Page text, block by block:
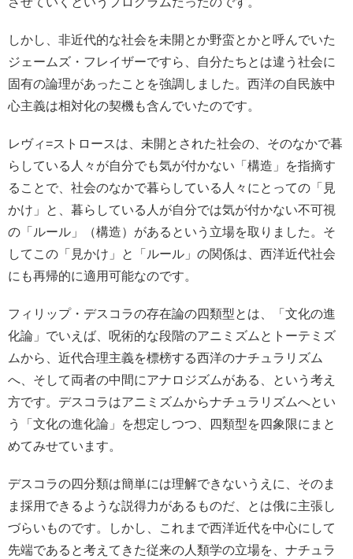
しかし、非近代的な社会を未開とか野蛮とかと呼んでいた
ジェームズ・フレイザーですら、自分たちとは違う社会に
固有の論理があったことを強調しました。西洋の自民族中
心主義は相対化の契機も含んでいたのです。
レヴィ=ストロースは、未開とされた社会の、そのなかで暮
らしている人々が自分でも気が付かない「構造」を指摘す
ることで、社会のなかで暮らしている人々にとっての「見
かけ」と、暮らしている人が自分では気が付かない不可視
の「ルール」（構造）があるという立場を取りました。そ
してこの「見かけ」と「ルール」の関係は、西洋近代社会
にも再帰的に適用可能なのです。
フィリップ・デスコラの存在論の四類型とは、「文化の進
化論」でいえば、呪術的な段階のアニミズムとトーテミズ
ムから、近代合理主義を標榜する西洋のナチュラリズム
へ、そして両者の中間にアナロジズムがある、という考え
方です。デスコラはアニミズムからナチュラリズムへとい
う「文化の進化論」を想定しつつ、四類型を四象限にまと
めてみせています。
デスコラの四分類は簡単には理解できないうえに、そのま
ま採用できるような説得力があるものだ、とは俄に主張し
づらいものです。しかし、これまで西洋近代を中心にして
先端であると考えてきた従来の人類学の立場を、ナチュラ